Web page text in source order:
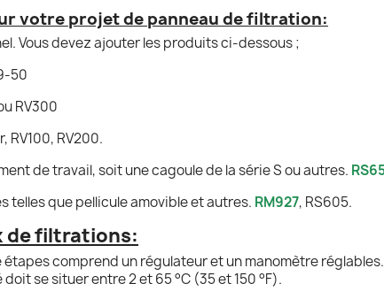
votre projet de panneau de filtration:
Vous devez ajouter les produits ci-dessous ;
50
RV300
RV100, RV200.
de travail, soit une cagoule de la série S ou autres.
telles que pellicule amovible et autres. RM927, RS605.
de filtrations:
comprend un régulateur et un manomètre
se situer entre 2 et 65 °C (35 et 150 °F).